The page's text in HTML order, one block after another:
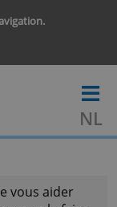
navigation.